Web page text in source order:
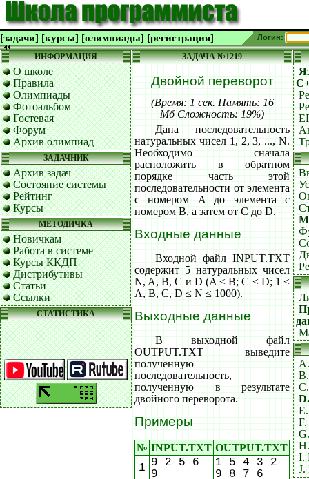
[задачи] [курсы] [олимпиады] [регистрация] Логин:
ИНФОРМАЦИЯ
О школе
Правила
Олимпиады
Фотоальбом
Гостевая
Форум
Архив олимпиад
ЗАДАЧНИК
Архив задач
Состояние системы
Рейтинг
Курсы
МЕТОДИЧКА
Новичкам
Работа в системе
Курсы ККДП
Дистрибутивы
Статьи
Ссылки
СТАТИСТИКА
ЗАДАЧА №1219
Двойной переворот
(Время: 1 сек. Память: 16
Мб Сложность: 19%)
Дана последовательность
натуральных чисел 1, 2, 3, ..., N.
Необходимо сначала
расположить в обратном
порядке часть этой
последовательности от элемента
с номером A до элемента с
номером B, а затем от C до D.
Входные данные
Входной файл INPUT.TXT
содержит 5 натуральных чисел
N, A, B, C и D (A ≤ B; C ≤ D; 1 ≤
A, B, C, D ≤ N ≤ 1000).
Выходные данные
В выходной файл
OUTPUT.TXT выведите
полученную
последовательность,
полученную в результате
двойного переворота.
Примеры
№ INPUT.TXT OUTPUT.TXT
1 9 2 5 6
9
1 5 4 3 2
9 8 7 6
I.
J.